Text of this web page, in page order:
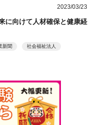
2023/03/23
向けて人材確保と健康経
新聞 社会福祉法人